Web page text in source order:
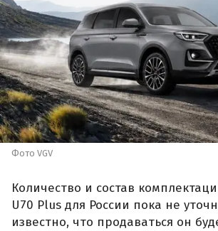
Фото VGV
Количество и состав
U70 Plus для России пока не
известно, что продаваться он